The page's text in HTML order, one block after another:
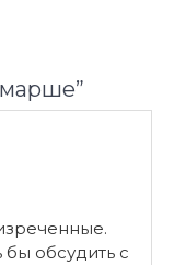
”
обсудить с